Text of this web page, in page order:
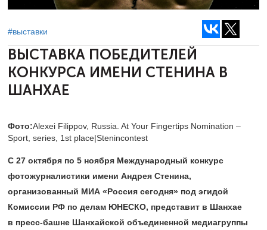
#выставки
ВЫСТАВКА ПОБЕДИТЕЛЕЙ
КОНКУРСА ИМЕНИ СТЕНИНА В
ШАНХАЕ
Фото:Alexei Filippov, Russia. At Your Fingertips Nomination –
Sport, series, 1st place|Stenincontest
С 27 октября по 5 ноября Международный конкурс
фотожурналистики имени Андрея Стенина,
организованный МИА «Россия сегодня» под эгидой
Комиссии РФ по делам ЮНЕСКО, представит в Шанхае
в пресс-башне Шанхайской объединенной медиагруппы